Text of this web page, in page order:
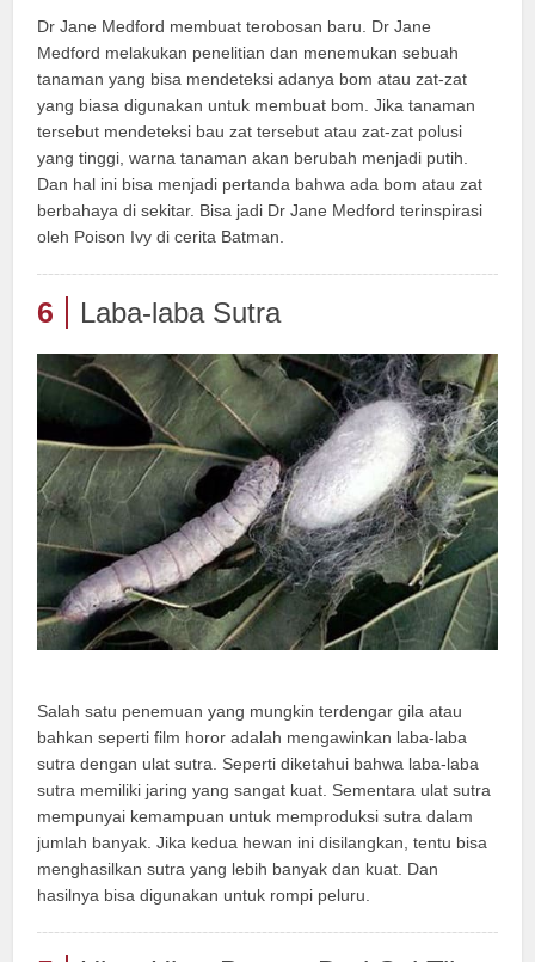
Dr Jane Medford membuat terobosan baru. Dr Jane
Medford melakukan penelitian dan menemukan sebuah
tanaman yang bisa mendeteksi adanya bom atau zat-zat
yang biasa digunakan untuk membuat bom. Jika tanaman
tersebut mendeteksi bau zat tersebut atau zat-zat polusi
yang tinggi, warna tanaman akan berubah menjadi putih.
Dan hal ini bisa menjadi pertanda bahwa ada bom atau zat
berbahaya di sekitar. Bisa jadi Dr Jane Medford terinspirasi
oleh Poison Ivy di cerita Batman.
6 Laba-laba Sutra
Salah satu penemuan yang mungkin terdengar gila atau
bahkan seperti film horor adalah mengawinkan laba-laba
sutra dengan ulat sutra. Seperti diketahui bahwa laba-laba
sutra memiliki jaring yang sangat kuat. Sementara ulat sutra
mempunyai kemampuan untuk memproduksi sutra dalam
jumlah banyak. Jika kedua hewan ini disilangkan, tentu bisa
menghasilkan sutra yang lebih banyak dan kuat. Dan
hasilnya bisa digunakan untuk rompi peluru.